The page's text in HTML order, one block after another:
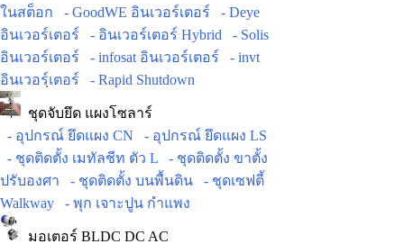
ในสต็อก
- GoodWE อินเวอร์เตอร์
- Deye
อินเวอร์เตอร์
- อินเวอร์เตอร์ Hybrid
- Solis
อินเวอร์เตอร์
- infosat อินเวอร์เตอร์
- invt
อินเวอร์ฺเตอร์
- Rapid Shutdown
ชุดจับยึด แผงโซลาร์
- อุปกรณ์ ยึดแผง CN
- อุปกรณ์ ยึดแผง LS
- ชุดติดตั้ง เมทัลชีท ตัว L
- ชุดติดตั้ง ขาตั้ง
ปรับองศา
- ชุดติดตั้ง บนพื้นดิน
- ชุดเซฟตี้
Walkway
- พุก เจาะปูน กำแพง
มอเตอร์ BLDC DC AC